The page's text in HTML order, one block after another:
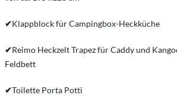
✔Klappblock für Campingbox-Heckküche
✔Reimo Heckzelt Trapez für Caddy und
Feldbett
✔Toilette Porta Potti